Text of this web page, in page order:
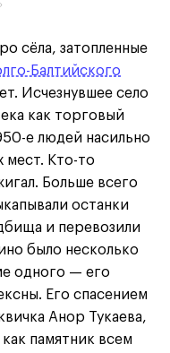
сёла, затопленные
Балтийского
Исчезнувшее село
как торговый
е людей насильно
мест. Кто-то
Больше всего
останки
и перевозили
было несколько
одного — его
Его спасением
Анор Тукаева,
памятник всем